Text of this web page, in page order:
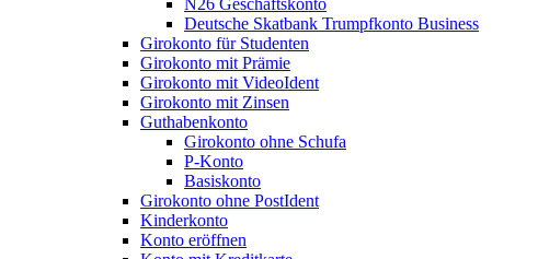
N26 Geschäftskonto
Deutsche Skatbank Trumpfkonto Business
Girokonto für Studenten
Girokonto mit Prämie
Girokonto mit VideoIdent
Girokonto mit Zinsen
Guthabenkonto
Girokonto ohne Schufa
P-Konto
Basiskonto
Girokonto ohne PostIdent
Kinderkonto
Konto eröffnen